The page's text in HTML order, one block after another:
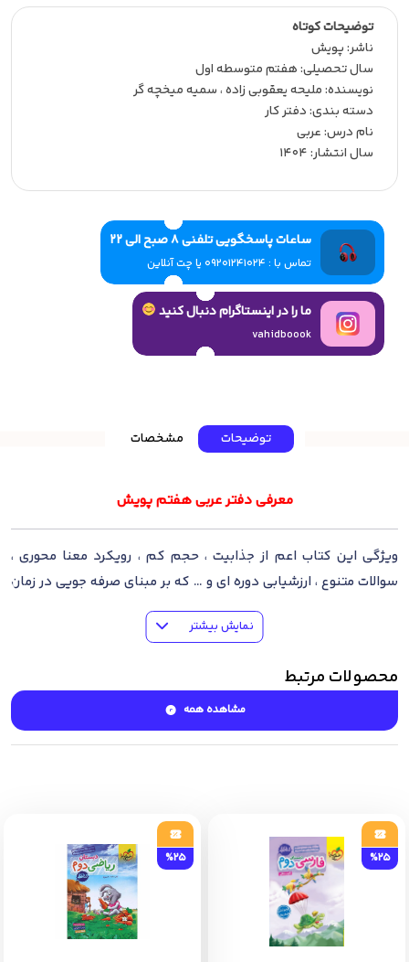
توضیحات کوتاه
ناشر:‌ پویش
سال تحصیلی:‌ هفتم متوسطه اول
نویسنده:‌ ملیحه یعقوبی زاده ، سمیه میخچه گر
دسته بندی: دفتر کار
نام درس: عربی
سال انتشار:‌ 1404
ساعات پاسخگویی تلفنی 8 صبح الی 22
تماس با : 09201241024 یا چت آنلاین
ما را در اینستاگرام دنبال کنید
vahidboook
توضیحات مشخصات
معرفی دفتر عربی هفتم پویش
ویژگی این کتاب اعم از جذابیت ، حجم کم ، رویکرد معنا محوری ،
سوالات متنوع ، ارزشیابی دوره ای و … که بر مبنای صرفه جویی در زمان
معلمان پایه گذاری شده و به صورتی کاملا متفاوت کلیه مطالب کتاب
درسی را با تمرینات متنوع پوشش داده است.
نمایش بیشتر
محصولات مرتبط
مشاهده همه
%25
%25